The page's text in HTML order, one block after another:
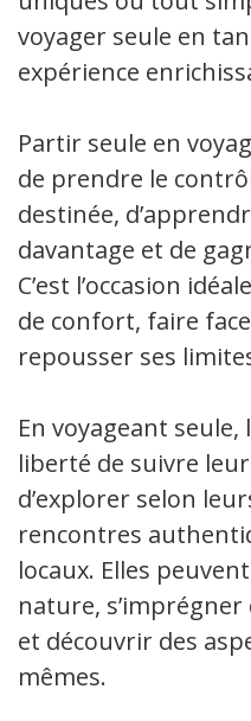
voyager seule en
expérience
Partir seule en
de prendre le
destinée,
davantage et de
C’est l’occasion
de confort, faire
repousser ses
En voyageant
liberté de suivre
d’explorer selon
rencontres
locaux. Elles
nature,
et découvrir des
mêmes.